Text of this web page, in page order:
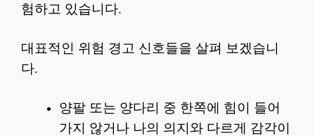
험하고 있습니다.
대표적인 위험 경고 신호들을 살펴 보겠습니
다.
양팔 또는 양다리 중 한쪽에 힘이 들어
가지 않거나 나의 의지와 다르게 감각이